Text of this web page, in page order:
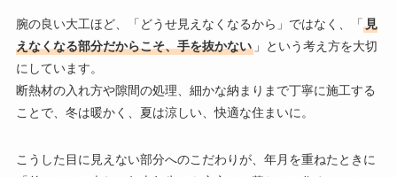
腕の良い大工ほど、「どうせ見えなくなるから」ではなく、「 見
えなくなる部分だからこそ、手を抜かない」という考え方を大切
にしています。
断熱材の入れ方や隙間の処理、細かな納まりまで丁寧に施工する
ことで、冬は暖かく、夏は涼しい、快適な住まいに。
こうした目に見えない部分へのこだわりが、年月を重ねたときに